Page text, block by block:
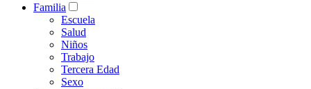
Familia
Escuela
Salud
Niños
Trabajo
Tercera Edad
Sexo